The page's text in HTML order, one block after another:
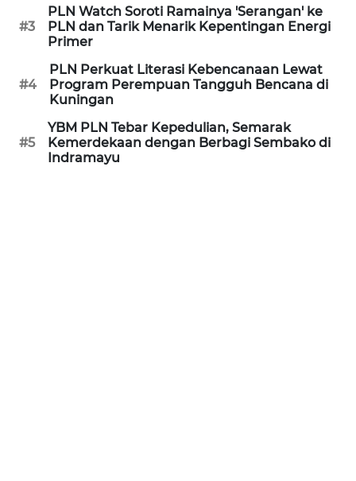
#3
PLN Watch Soroti Ramainya 'Serangan' ke
PLN dan Tarik Menarik Kepentingan Energi
Primer
#4
PLN Perkuat Literasi Kebencanaan Lewat
Program Perempuan Tangguh Bencana di
Kuningan
#5
YBM PLN Tebar Kepedulian, Semarak
Kemerdekaan dengan Berbagi Sembako di
Indramayu
SUBANG
WN
SUKABUMI
PURWAKARTA